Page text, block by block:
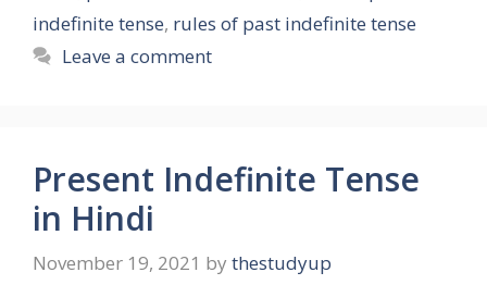
indefinite tense, rules of past indefinite tense
Leave a comment
Present Indefinite Tense
in Hindi
November 19, 2021 by thestudyup